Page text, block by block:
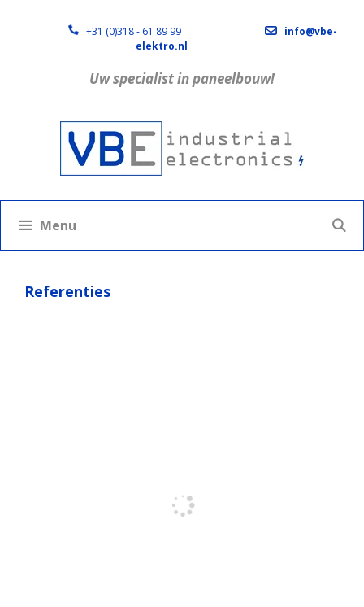
+31 (0)318 - 61 89 99
info@vbe-
elektro.nl
Uw specialist in paneelbouw!
Menu
Referenties